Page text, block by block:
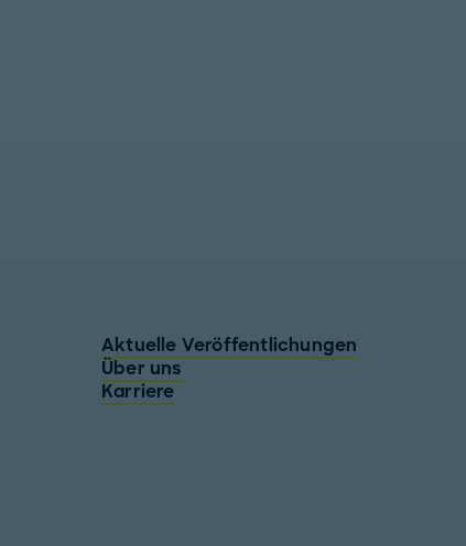
Aktuelle Veröffentlichungen
Über uns
Karriere